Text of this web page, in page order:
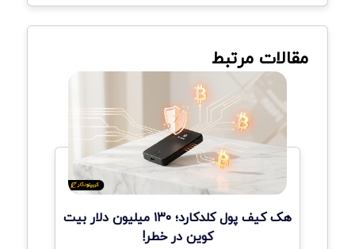
مقالات مرتبط
هک کیف پول کلدکارد؛ ۱۳۰ میلیون دلار بیت
کوین در خطر!